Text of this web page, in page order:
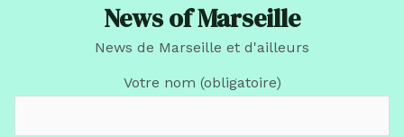
News of Marseille
News de Marseille et d'ailleurs
Votre nom (obligatoire)